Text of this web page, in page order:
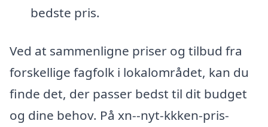
bedste pris.
Ved at sammenligne priser og tilbud fra
forskellige fagfolk i lokalområdet, kan du
finde det, der passer bedst til dit budget
og dine behov. På xn--nyt-kkken-pris-